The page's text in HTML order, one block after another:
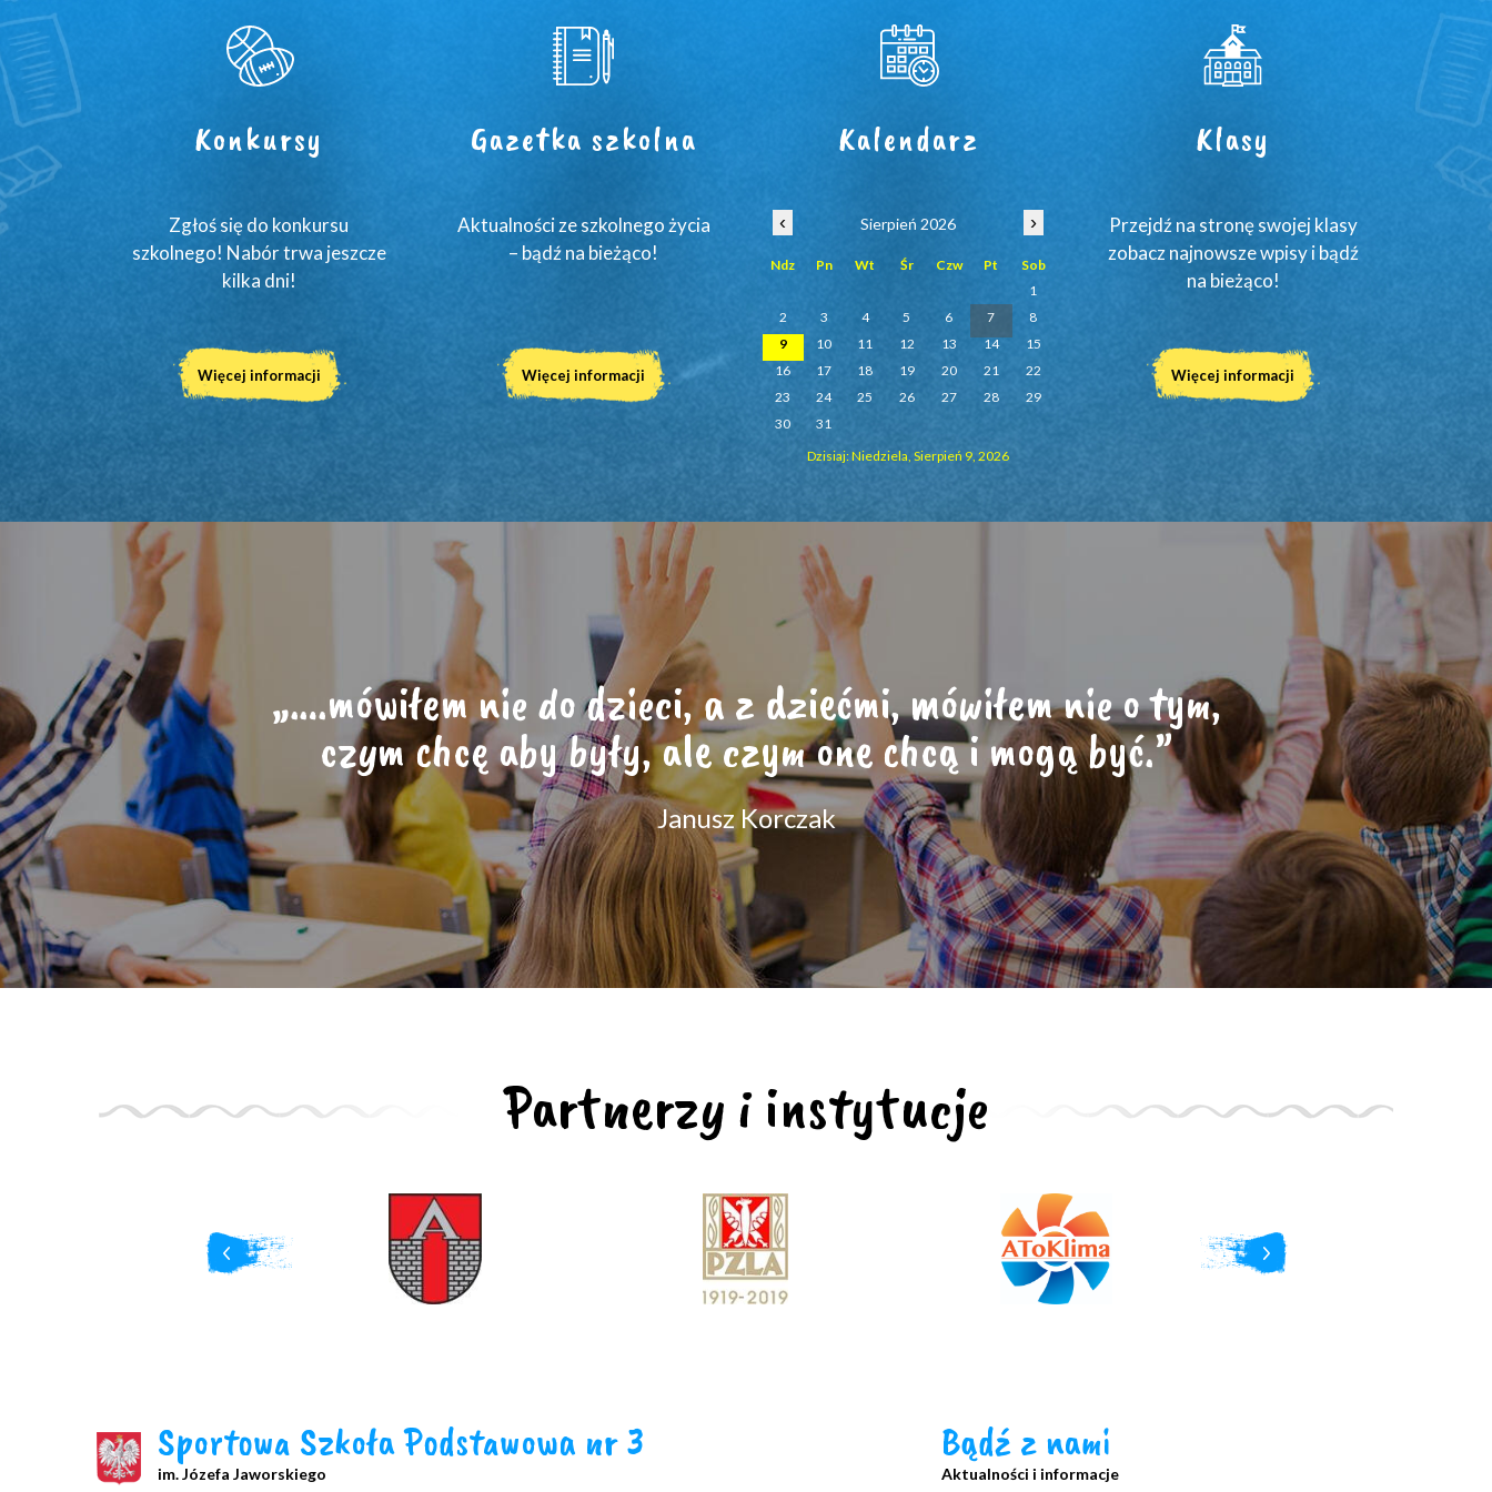
Konkursy
Zgłoś się do konkursu
szkolnego! Nabór trwa jeszcze
kilka dni!
Więcej informacji
Gazetka szkolna
Aktualności ze szkolnego życia
– bądź na bieżąco!
Więcej informacji
Kalendarz
‹ Sierpień 2026 ›
Ndz Pn Wt Śr Czw Pt
Sob
1
2
3 4 5 6 7
8
9
10 11 12 13 14
15
16
17 18 19 20 21
22
23
24 25 26 27 28
29
30
31
Dzisiaj: Niedziela, Sierpień 9, 2026
Klasy
Przejdź na stronę swojej klasy
zobacz najnowsze wpisy i bądź
na bieżąco!
Więcej informacji
„….mówiłem nie do dzieci, a z dziećmi, mówiłem nie o tym,
czym chcę aby były, ale czym one chcą i mogą być.”
Janusz Korczak
Partnerzy i instytucje
Sportowa Szkoła Podstawowa nr 3
im. Józefa Jaworskiego
Bądź z nami
Aktualności i informacje